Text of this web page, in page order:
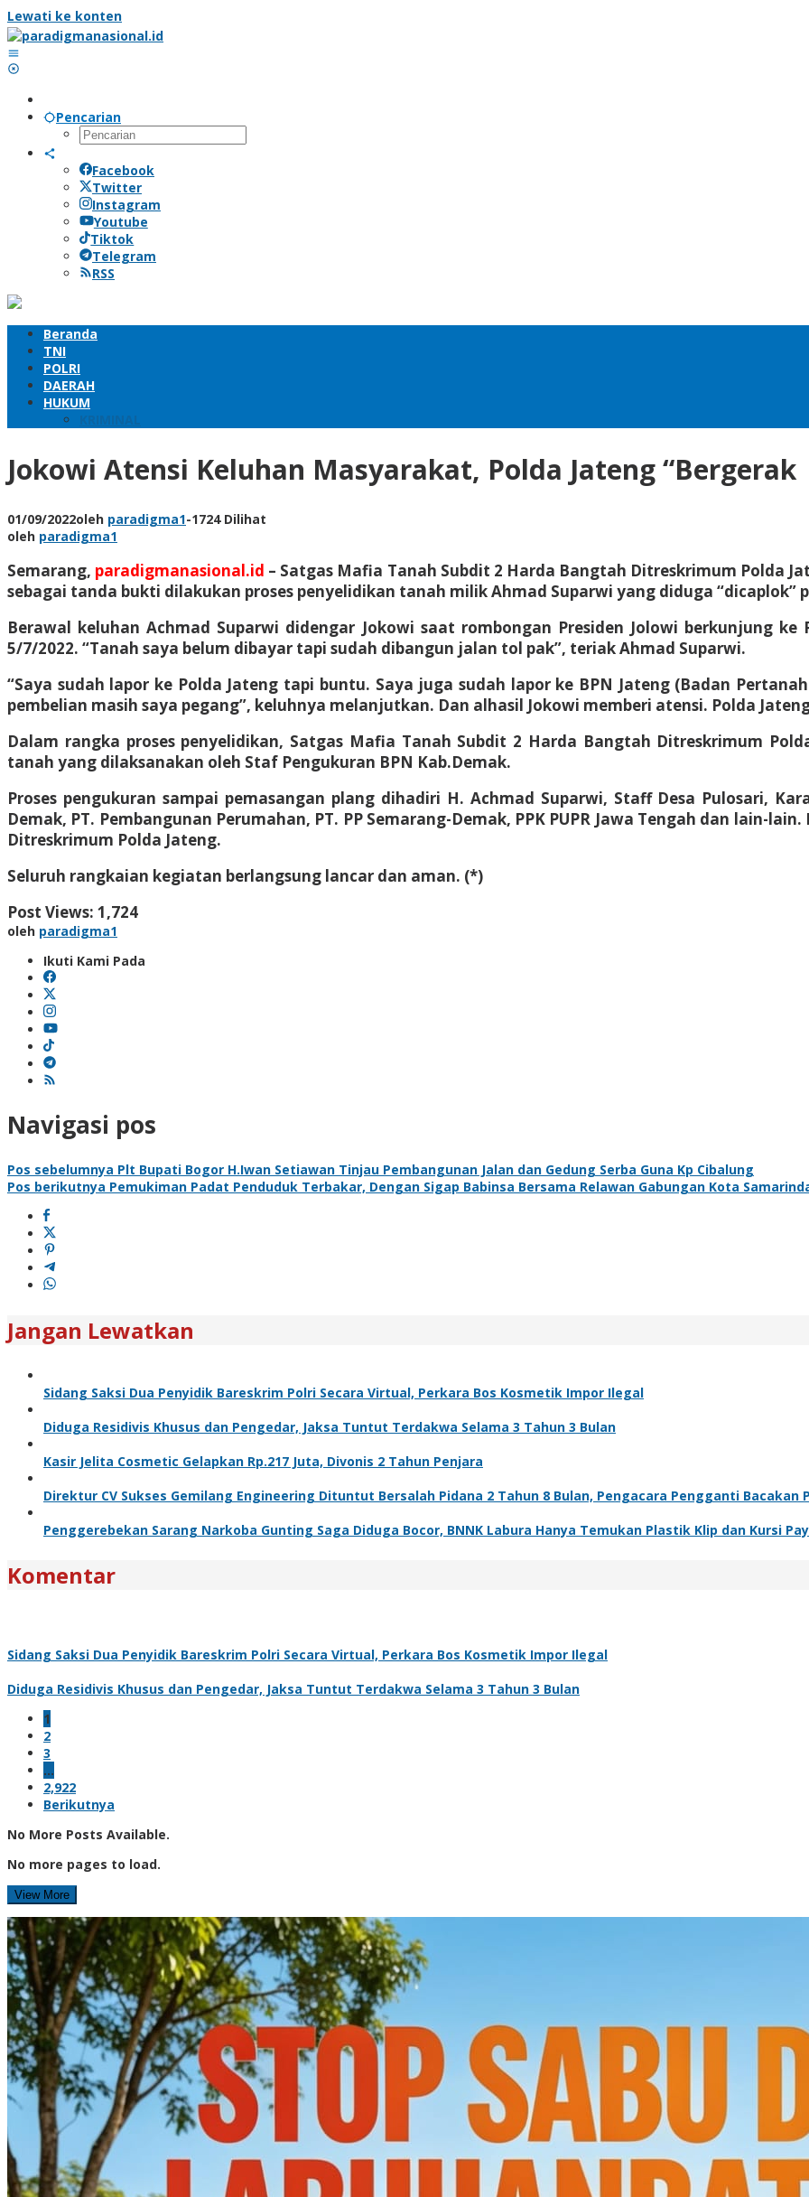
Lewati ke konten
Pencarian
Facebook
Twitter
Instagram
Youtube
Tiktok
Telegram
RSS
Beranda
TNI
POLRI
DAERAH
HUKUM
KRIMINAL
Jokowi Atensi Keluhan Masyarakat, Polda Jateng “Bergerak
01/09/2022oleh paradigma1-1724 Dilihat
oleh paradigma1
Semarang, paradigmanasional.id – Satgas Mafia Tanah Subdit 2 Harda Bangtah Ditreskrimum Polda
sebagai tanda bukti dilakukan proses penyelidikan tanah milik Ahmad Suparwi yang diduga “dicaplok”
Berawal keluhan Achmad Suparwi didengar Jokowi saat rombongan Presiden Jolowi berkunjung ke
5/7/2022. “Tanah saya belum dibayar tapi sudah dibangun jalan tol pak”, teriak Ahmad Suparwi.
“Saya sudah lapor ke Polda Jateng tapi buntu. Saya juga sudah lapor ke BPN Jateng (Badan
pembelian masih saya pegang”, keluhnya melanjutkan. Dan alhasil Jokowi memberi atensi. Polda
Dalam rangka proses penyelidikan, Satgas Mafia Tanah Subdit 2 Harda Bangtah Ditreskrimum
tanah yang dilaksanakan oleh Staf Pengukuran BPN Kab.Demak.
Proses pengukuran sampai pemasangan plang dihadiri H. Achmad Suparwi, Staff Desa Pulosari,
Demak, PT. Pembangunan Perumahan, PT. PP Semarang-Demak, PPK PUPR Jawa Tengah dan lain-
Ditreskrimum Polda Jateng.
Seluruh rangkaian kegiatan berlangsung lancar dan aman. (*)
Post Views: 1,724
oleh paradigma1
Ikuti Kami Pada
Navigasi pos
Pos sebelumnya Plt Bupati Bogor H.Iwan Setiawan Tinjau Pembangunan Jalan dan Gedung Serba Guna Kp Cibalung
Pos berikutnya Pemukiman Padat Penduduk Terbakar, Dengan Sigap Babinsa Bersama Relawan Gabungan Kota
Jangan Lewatkan
Sidang Saksi Dua Penyidik Bareskrim Polri Secara Virtual, Perkara Bos Kosmetik Impor Ilegal
Diduga Residivis Khusus dan Pengedar, Jaksa Tuntut Terdakwa Selama 3 Tahun 3 Bulan
Kasir Jelita Cosmetic Gelapkan Rp.217 Juta, Divonis 2 Tahun Penjara
Direktur CV Sukses Gemilang Engineering Dituntut Bersalah Pidana 2 Tahun 8 Bulan, Pengacara Pengganti Bacakan
Penggerebekan Sarang Narkoba Gunting Saga Diduga Bocor, BNNK Labura Hanya Temukan Plastik Klip dan Kursi
Komentar
Sidang Saksi Dua Penyidik Bareskrim Polri Secara Virtual, Perkara Bos Kosmetik Impor Ilegal
Diduga Residivis Khusus dan Pengedar, Jaksa Tuntut Terdakwa Selama 3 Tahun 3 Bulan
1
2
3
…
2,922
Berikutnya
No More Posts Available.
No more pages to load.
View More